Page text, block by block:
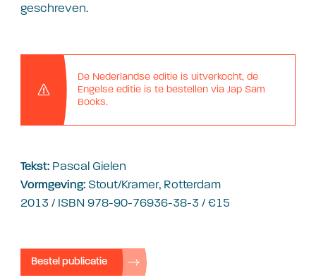
geschreven.
De Nederlandse editie is uitverkocht, de
Engelse editie is te bestellen via Jap Sam
Books.
Tekst: Pascal Gielen
Vormgeving: Stout/Kramer, Rotterdam
2013 / ISBN 978-90-76936-38-3 / €15
Bestel publicatie